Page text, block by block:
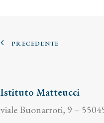
PRECEDENTE
Istituto Matteucci
viale Buonarroti, 9 –